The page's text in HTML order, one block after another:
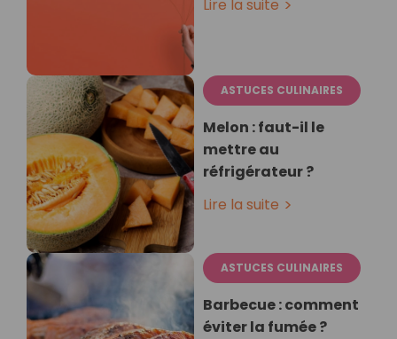
Lire la suite
ASTUCES CULINAIRES
Melon : faut-il le
mettre au
réfrigérateur ?
Lire la suite
ASTUCES CULINAIRES
Barbecue : comment
éviter la fumée ?